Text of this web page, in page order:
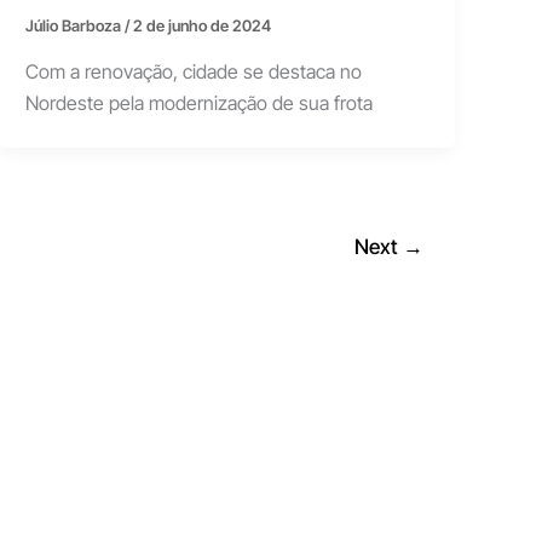
Júlio Barboza/2 de junho de 2024
Com a renovação, cidade se destaca no
Nordeste pela modernização de sua frota
Next →